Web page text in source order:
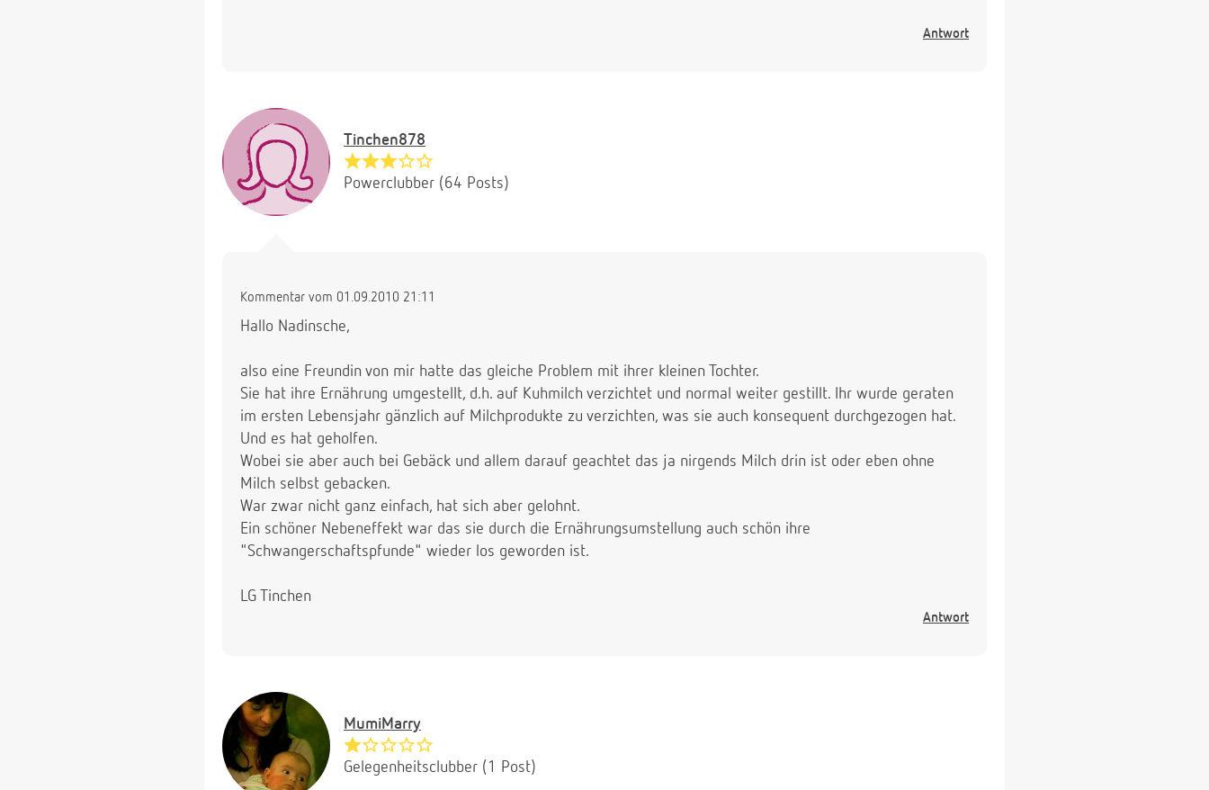
Antwort
Tinchen878
Powerclubber (64 Posts)
Kommentar vom 01.09.2010 21:11
Hallo Nadinsche,
also eine Freundin von mir hatte das gleiche Problem mit ihrer kleinen Tochter.
Sie hat ihre Ernährung umgestellt, d.h. auf Kuhmilch verzichtet und normal weiter gestillt. Ihr wurde geraten
im ersten Lebensjahr gänzlich auf Milchprodukte zu verzichten, was sie auch konsequent durchgezogen hat.
Und es hat geholfen.
Wobei sie aber auch bei Gebäck und allem darauf geachtet das ja nirgends Milch drin ist oder eben ohne
Milch selbst gebacken.
War zwar nicht ganz einfach, hat sich aber gelohnt.
Ein schöner Nebeneffekt war das sie durch die Ernährungsumstellung auch schön ihre
"Schwangerschaftspfunde" wieder los geworden ist.
LG Tinchen
Antwort
MumiMarry
Gelegenheitsclubber (1 Post)